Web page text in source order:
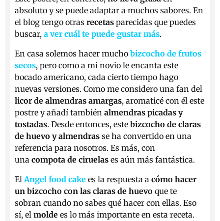
absoluto y se puede adaptar a muchos sabores. En
el blog tengo otrasrecetas parecidas que puedes
buscar,a ver cuál te puede gustar más.
En casa solemos hacer muchobizcocho de frutos
secos, pero como a mi novio le encanta este
bocado americano, cada cierto tiempo hago
nuevas versiones. Como me considero una fan del
licor de almendras amargas, aromaticé con él este
postre y añadí tambiénalmendras picadas y
tostadas. Desde entonces, estebizcocho de claras
de huevo y almendras se ha convertido en una
referencia para nosotros. Es más, con
unacompota de ciruelas es aún más fantástica.
ElAngel food cake es la respuesta acómo hacer
un bizcocho con las claras de huevo que te
sobran cuando no sabes qué hacer con ellas. Eso
sí, elmolde es lo más importante en esta receta.